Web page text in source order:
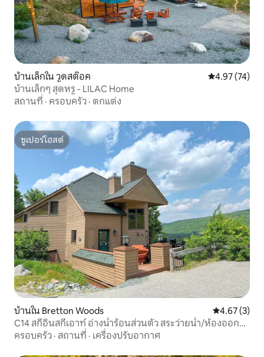
บ้านเล็กใน วูดสต๊อค คะแนนเฉลี่ย
4.97 (74)
บ้านเล็กๆ สุดหรู - LILAC Home
สถานที่ · ครอบครัว · ตกแต่ง
ซูเปอร์โฮสต์
ซูเปอร์โฮสต์
บ้านใน Bretton Woods คะแนนเฉลี่ย
4.67 (3)
C14 สกีอินสกีเอาท์ อ่างน้ำร้อนส่วนตัว สระว่ายน้ำ/ห้องออก
กำลังกาย MVG
ครอบครัว · สถานที่ · เครื่องปรับอากาศ